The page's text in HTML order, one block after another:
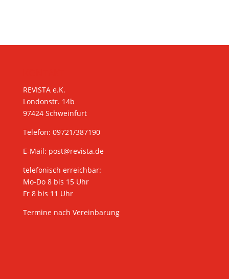
REVISTA e.K.
Londonstr. 14b
97424 Schweinfurt
Telefon: 09721/387190
E-Mail: post@revista.de
telefonisch erreichbar:
Mo-Do 8 bis 15 Uhr
Fr 8 bis 11 Uhr
Termine nach Vereinbarung